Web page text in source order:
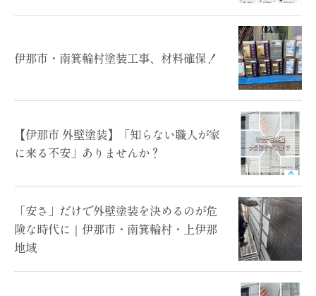
伊那市・南箕輪村塗装工事、材料確保！
【伊那市 外壁塗装】「知らない職人が家
に来る不安」ありませんか？
「安さ」だけで外壁塗装を決めるのが危
険な時代に｜伊那市・南箕輪村・上伊那
地域